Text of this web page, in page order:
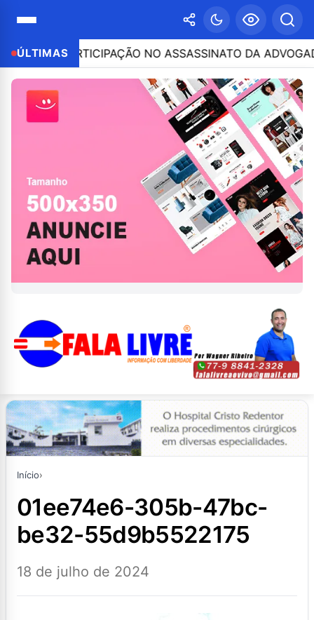
ÚLTIMAS
PARTICIPAÇÃO NO ASSASSINATO DA ADVOGADA
Início›
01ee74e6-305b-47bc-
be32-55d9b5522175
18 de julho de 2024